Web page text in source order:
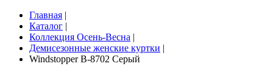
Главная |
Каталог |
Коллекция Осень-Весна |
Демисезонные женские куртки |
Windstopper B-8702 Серый